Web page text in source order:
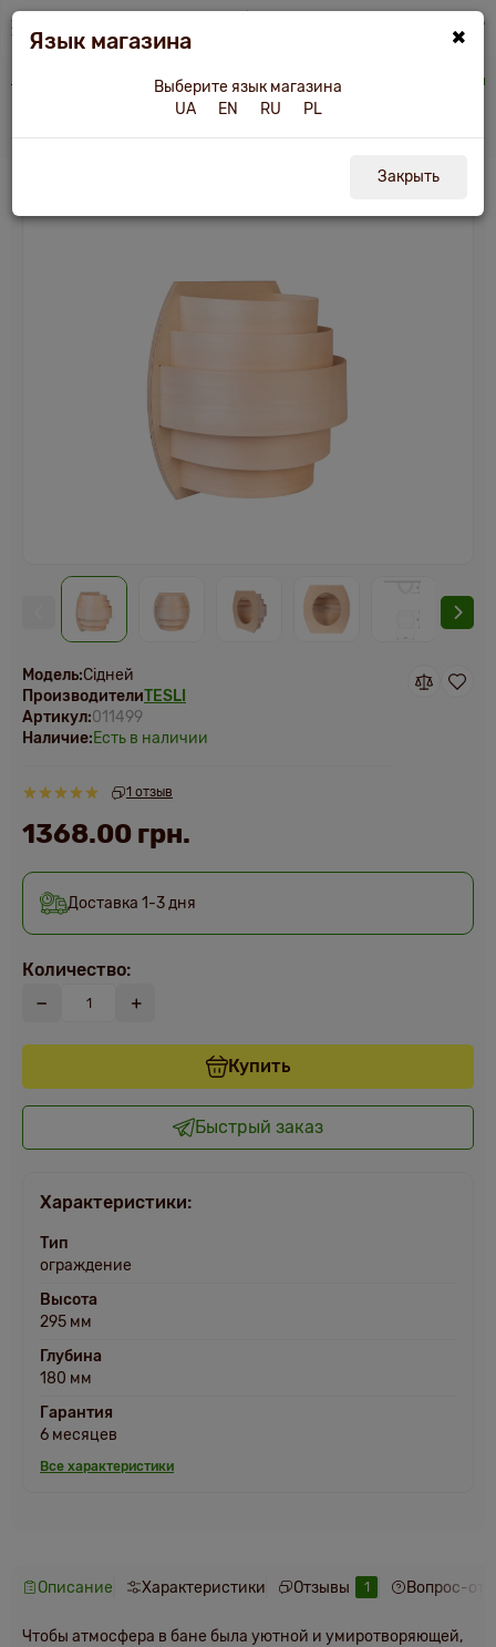
Аксессуары для бани и сауны Ограждение светильника Tesli "Сидней"
×
Язык магазина
Выберите язык магазина
UA
EN RU PL
Закрыть
Модель:Сідней
ПроизводителиTESLI
Артикул:011499
Наличие:Есть в наличии
Доставка 1-3 дня
1 отзыв
1368.00 грн.
Количество:
Купить
Быстрый заказ
Характеристики:
Тип
ограждение
Высота
295 мм
Глубина
180 мм
Гарантия
6 месяцев
Все характеристики
Описание Характеристики Отзывы 1 Вопрос-
Чтобы атмосфера в бане была уютной и умиротворяющей,